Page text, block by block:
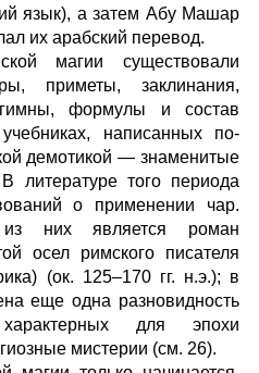
язык), а затем Абу Машар
их арабский перевод.
магии существовали
приметы, заклинания,
формулы и состав
написанных по-
демотикой — знаменитые
литературе того периода
о применении чар.
них является роман
осел римского писателя
(ок. 125–170 гг. н.э.); в
еще одна разновидность
для эпохи
мистерии (см. 26).